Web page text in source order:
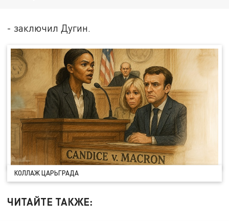
- заключил Дугин.
КОЛЛАЖ ЦАРЬГРАДА
ЧИТАЙТЕ ТАКЖЕ: